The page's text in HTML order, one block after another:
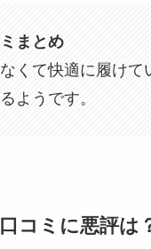
まとめ
くて快適に履けて
ようです。
コミに悪評は